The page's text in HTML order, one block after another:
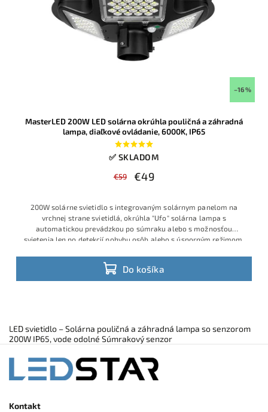
–16 %
MasterLED 200W LED solárna okrúhla pouličná a záhradná
lampa, diaľkové ovládanie, 6000K, IP65
✅ SKLADOM
€59 €49
Do košíka
200W solárne svietidlo s integrovaným solárnym panelom na
vrchnej strane svietidlá, okrúhla "Ufo" solárna lampa s
automatickou prevádzkou po súmraku alebo s možnosťou
svietenia len po detekcií pohybu osôb alebo s úsporným režimom.
biela 6000K, krytie IP65 a diaľkové ovládanie zaručia pohodlnú a
bezúdržbovú prevádzku.
LED svietidlo – Solárna pouličná a záhradná lampa so senzorom
200W IP65, vode odolné Súmrakový senzor
Kontakt